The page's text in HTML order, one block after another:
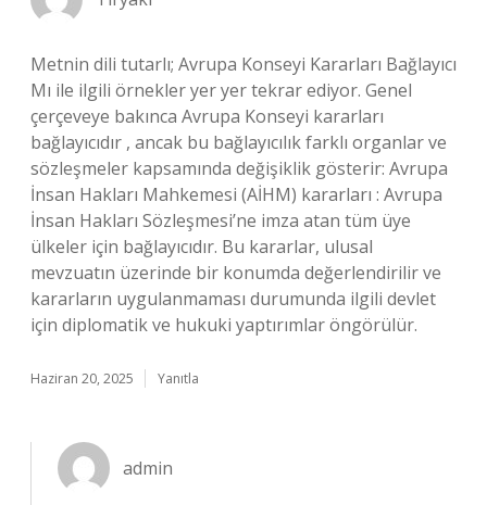
Metnin dili tutarlı; Avrupa Konseyi Kararları Bağlayıcı
Mı ile ilgili örnekler yer yer tekrar ediyor. Genel
çerçeveye bakınca Avrupa Konseyi kararları
bağlayıcıdır , ancak bu bağlayıcılık farklı organlar ve
sözleşmeler kapsamında değişiklik gösterir: Avrupa
İnsan Hakları Mahkemesi (AİHM) kararları : Avrupa
İnsan Hakları Sözleşmesi’ne imza atan tüm üye
ülkeler için bağlayıcıdır. Bu kararlar, ulusal
mevzuatın üzerinde bir konumda değerlendirilir ve
kararların uygulanmaması durumunda ilgili devlet
için diplomatik ve hukuki yaptırımlar öngörülür.
Haziran 20, 2025 Yanıtla
admin